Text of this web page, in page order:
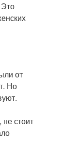
от
Но
стоит